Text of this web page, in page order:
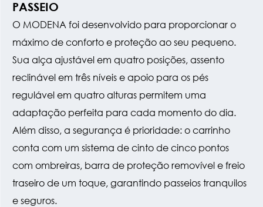
PASSEIO
O MODENA foi desenvolvido para proporcionar o
máximo de conforto e proteção ao seu pequeno.
Sua alça ajustável em quatro posições, assento
reclinável em três níveis e apoio para os pés
regulável em quatro alturas permitem uma
adaptação perfeita para cada momento do dia.
Além disso, a segurança é prioridade: o carrinho
conta com um sistema de cinto de cinco pontos
com ombreiras, barra de proteção removível e freio
traseiro de um toque, garantindo passeios tranquilos
e seguros.